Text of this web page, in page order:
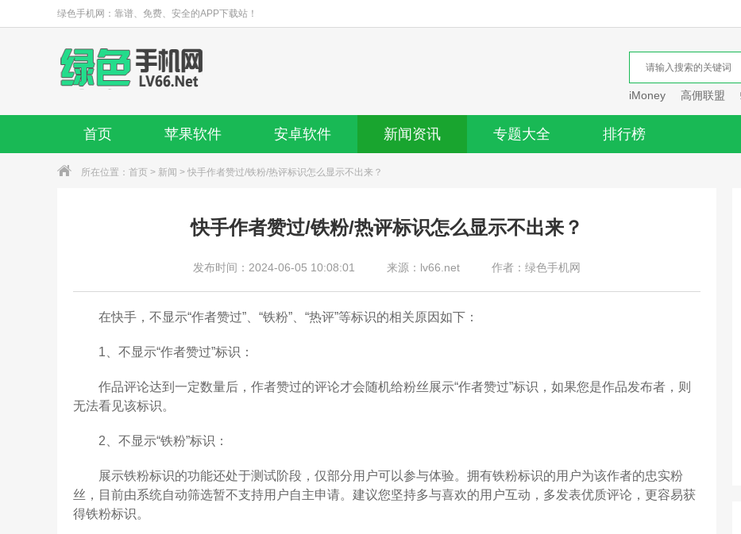
绿色手机网：靠谱、免费、安全的APP下载站！
iMoney 高佣联盟
首页 苹果软件 安卓软件 新闻资讯 专题大全 排行榜
所在位置： 首页 > 新闻 > 快手作者赞过/铁粉/热评标识怎么显示不出来？
快手作者赞过/铁粉/热评标识怎么显示不出来？
发布时间：2024-06-05 10:08:01 来源：lv66.net 作者：绿色手机网
在快手，不显示“作者赞过”、“铁粉”、“热评”等标识的相关原因如下：
1、不显示“作者赞过”标识：
作品评论达到一定数量后，作者赞过的评论才会随机给粉丝展示“作者赞过”标识，如果您是作品发布者，则
无法看见该标识。
2、不显示“铁粉”标识：
展示铁粉标识的功能还处于测试阶段，仅部分用户可以参与体验。拥有铁粉标识的用户为该作者的忠实粉
丝，目前由系统自动筛选暂不支持用户自主申请。建议您坚持多与喜欢的用户互动，多发表优质评论，更容易获
得铁粉标识。